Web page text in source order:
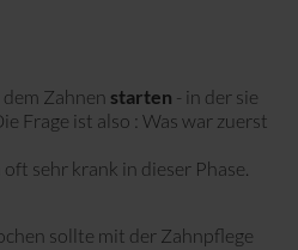
Zahnen starten - in der sie
Frage ist also : Was war zuerst
sehr krank in dieser Phase.
sollte mit der Zahnpflege